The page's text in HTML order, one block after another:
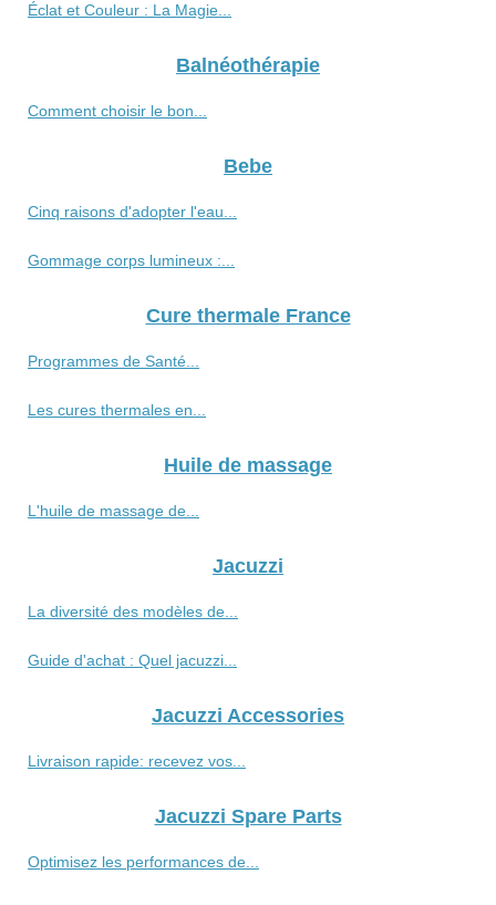
Éclat et Couleur : La Magie...
Balnéothérapie
Comment choisir le bon...
Bebe
Cinq raisons d'adopter l'eau...
Gommage corps lumineux :...
Cure thermale France
Programmes de Santé...
Les cures thermales en...
Huile de massage
L'huile de massage de...
Jacuzzi
La diversité des modèles de...
Guide d'achat : Quel jacuzzi...
Jacuzzi Accessories
Livraison rapide: recevez vos...
Jacuzzi Spare Parts
Optimisez les performances de...